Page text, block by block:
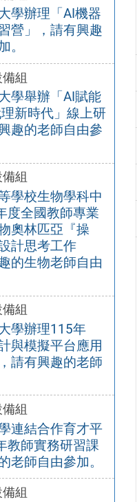
學辦理「AI機器
營」，請有興趣
。
組
學舉辦「AI賦能
新時代」線上研
趣的老師自由參
組
學校生物學科中
度全國教師專業
奧林匹亞『操
計思考工作
的生物老師自由
組
學辦理115年
與模擬平台應用
請有興趣的老師
組
連結合作育才平
教師實務研習課
老師自由參加。
組